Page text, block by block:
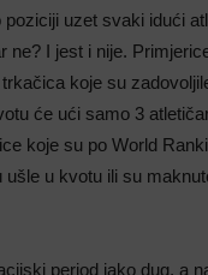
poziciji uzet svaki idući
ne? I jest i nije.
koje su
će ući samo 3
koje su po World
u kvotu ili su
period jako dug, a